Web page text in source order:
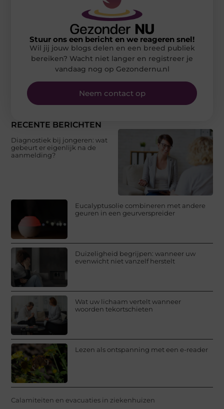
RECENTE BERICHTEN
Diagnostiek bij jongeren: wat
gebeurt er eigenlijk na de
aanmelding?
Eucalyptusolie combineren met andere
geuren in een geurverspreider
Duizeligheid begrijpen: wanneer uw
evenwicht niet vanzelf herstelt
Wat uw lichaam vertelt wanneer
woorden tekortschieten
Lezen als ontspanning met een e-reader
Calamiteiten en evacuaties in ziekenhuizen
Stuur ons een bericht en we reageren snel!
Wil jij jouw blogs delen en een breed publiek
bereiken? Wacht niet langer en registreer je
vandaag nog op Gezondernu.nl
Neem contact op